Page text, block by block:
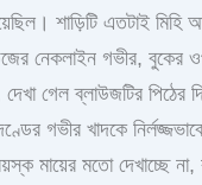
শাড়িটি এতটাই
নেকলাইন গভীর, বুকের
গেল ব্লাউজটির পিঠের
গভীর খাদকে
মায়ের মতো দেখাচ্ছে